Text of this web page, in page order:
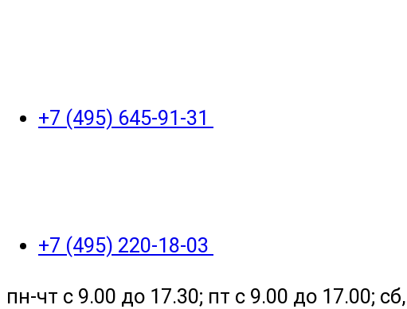
+7 (495) 645-91-31
+7 (495) 220-18-03
пн-чт с 9.00 до 17.30; пт с 9.00 до 17.00;